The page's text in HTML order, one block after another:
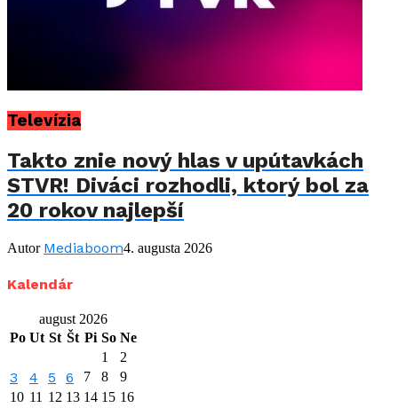
Televízia
Takto znie nový hlas v upútavkách
STVR! Diváci rozhodli, ktorý bol za
20 rokov najlepší
Autor Mediaboom4. augusta 2026
Kalendár
august 2026
Po Ut St Št Pi So Ne
1
2
3 4 5 6 7 8
9
10 11 12 13 14 15 16